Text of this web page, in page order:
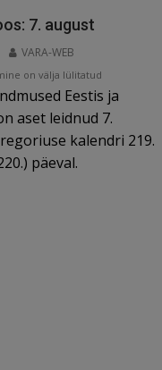
7. august
VARA-WEB
on välja lülitatud
Eestis ja
aset leidnud 7.
kalendri 219.
päeval.